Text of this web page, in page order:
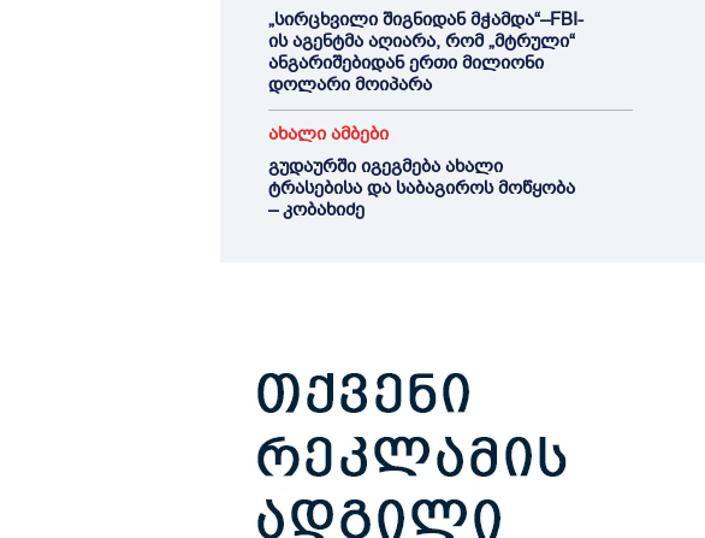
„სირცხვილი შიგნიდან მჭამდა“–FBI-
ის აგენტმა აღიარა, რომ „მტრული“
ანგარიშებიდან ერთი მილიონი
დოლარი მოიპარა
ახალი ამბები
გუდაურში იგეგმება ახალი
ტრასებისა და საბაგიროს მოწყობა
– კობახიძე